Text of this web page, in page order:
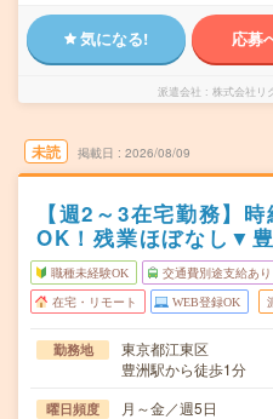
気になる! 応募
派遣会社 株式会社リ
未読 掲載日 2026/08/09
【週2～3在宅勤務】
OK！残業ほぼなし▼
職種未経験OK 交通費別途支給あり
在宅・リモート WEB登録OK
勤務地
東京都江東区
豊洲駅から徒歩1分
曜日頻度 月～金／週5日